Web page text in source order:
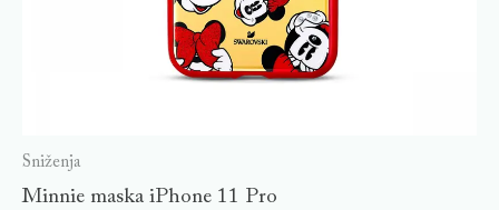
Sniženja
Minnie maska iPhone 11 Pro